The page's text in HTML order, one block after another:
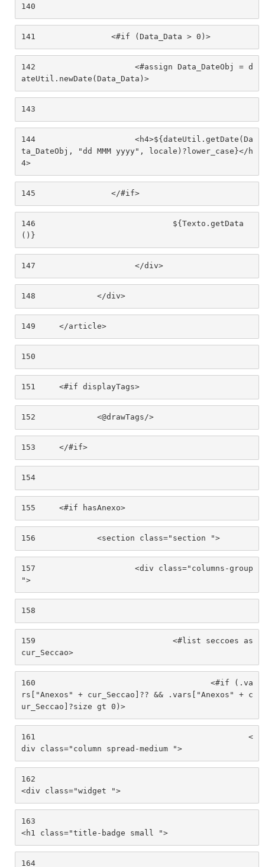
140
141
                <#if (Data_Data > 0)>
142
ateUtil.newDate(Data_Data)>
143
144
                	<h4>${dateUtil.getDate(Da
ta_DateObj, "dd MMM yyyy", locale)?lower_case}</h
4>
145
                </#if>
146
()}
147
			</div>
148
		</div>
149
	</article>
150
151
	<#if displayTags>
152
		<@drawTags/>
153
	</#if>
154
155
	<#if hasAnexo>
156
		<section class="section ">
157
">
158
159
cur_Seccao>
160
rs["Anexos" + cur_Seccao]?? && .vars["Anexos" + c
ur_Seccao]?size gt 0)>
161
div class="column spread-medium ">
162
<div class="widget ">
163
<h1 class="title-badge small ">
164